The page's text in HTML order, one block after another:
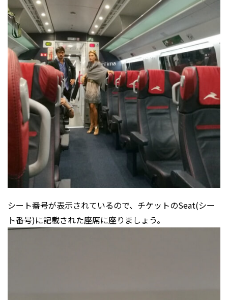
シート番号が表示されているので、チケットのSeat(シー
ト番号)に記載された座席に座りましょう。